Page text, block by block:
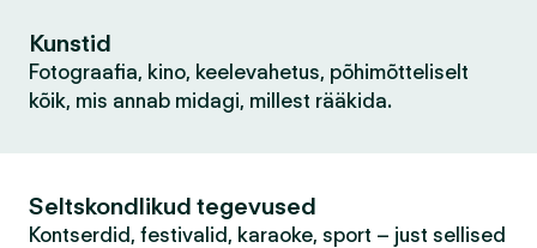
Kunstid
Fotograafia, kino, keelevahetus, põhimõtteliselt
kõik, mis annab midagi, millest rääkida.
Seltskondlikud tegevused
Kontserdid, festivalid, karaoke, sport – just sellised